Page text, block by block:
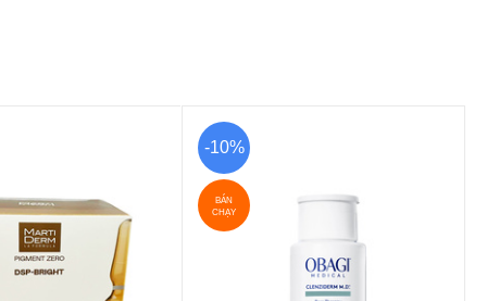
-10%
BÁN
CHẠY